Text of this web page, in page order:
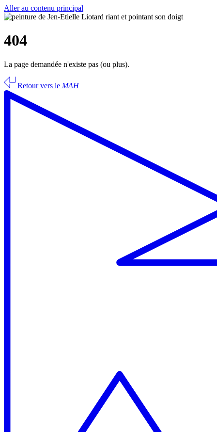
Aller au contenu principal
404
La page demandée n'existe pas (ou plus).
Retour vers le MAH